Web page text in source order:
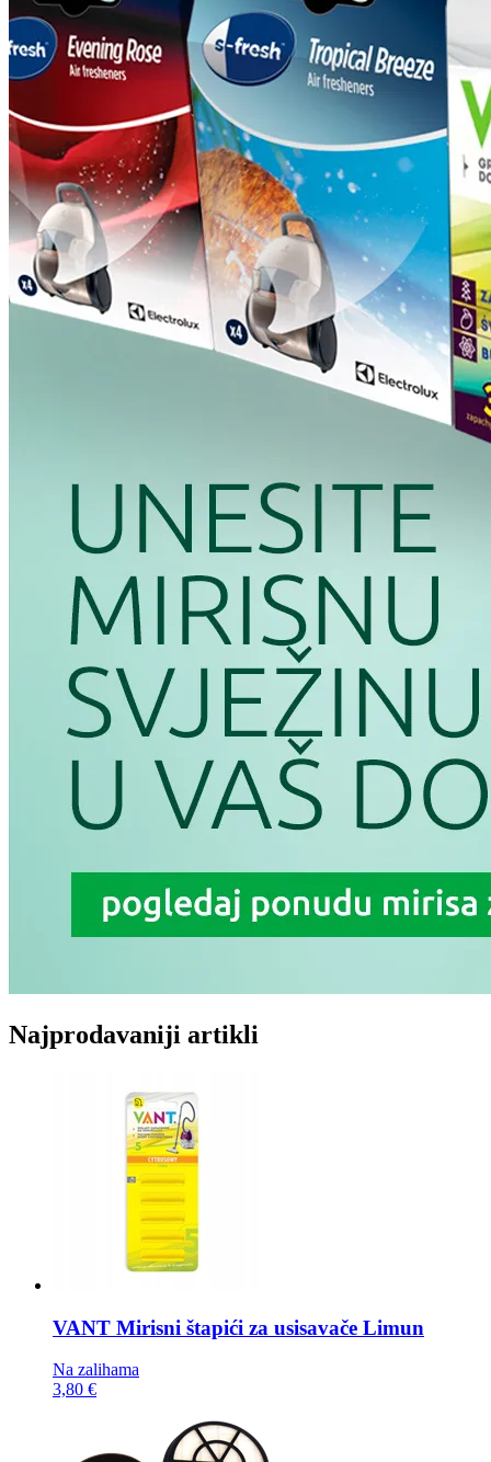
Najprodavaniji artikli
VANT Mirisni štapići za usisavače Limun
Na zalihama
3,80 €